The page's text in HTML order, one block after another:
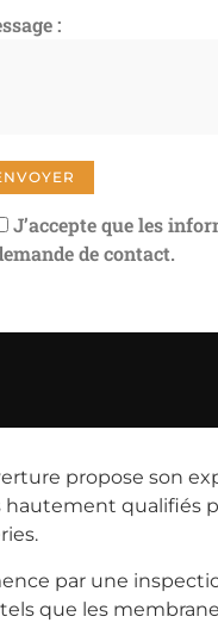
:
J’accepte que les
de contact.
propose son
qualifiés
par une
que les